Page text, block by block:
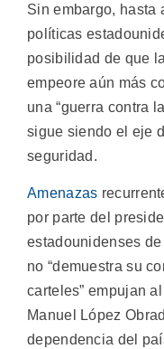
Sin embargo, hasta
políticas
posibilidad de que
empeore aún más
una “guerra contra
sigue siendo el eje
seguridad.
Amenazas
por parte del
estadounidenses
no “demuestra su
carteles” empujan
Manuel López
dependencia del